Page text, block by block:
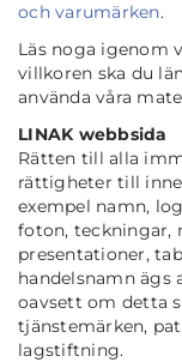
och varumärken.
Läs noga igenom
villkoren ska du
använda våra
LINAK webbsida
Rätten till alla
rättigheter till
exempel namn,
foton, teckningar,
presentationer,
handelsnamn ägs
oavsett om detta
tjänstemärken,
lagstiftning.